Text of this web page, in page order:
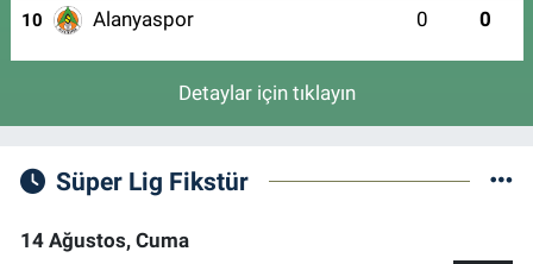
10 Alanyaspor 0 0
Detaylar için tıklayın
Süper Lig Fikstür
14 Ağustos, Cuma